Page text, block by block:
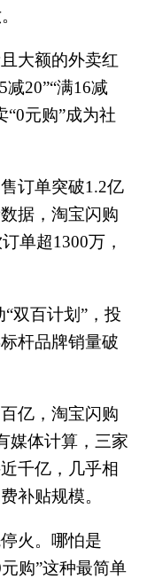
大额的外卖红
减20”“满16减
“0元购”成为社
订单突破1.2亿
据，淘宝闪购
单超1300万，
双百计划”，投
杆品牌销量破
亿，淘宝闪购
媒体计算，三家
千亿，几乎相
补贴规模。
火。哪怕是
购”这种最简单